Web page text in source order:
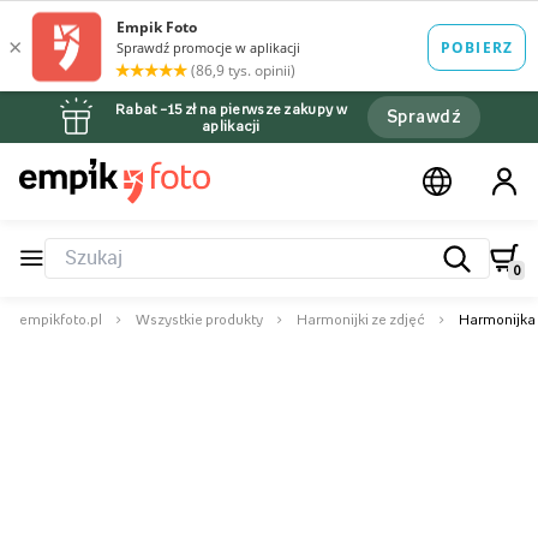
Rabat –15 zł na pierwsze zakupy w
aplikacji
Sprawdź
0
empikfoto.pl Wszystkie produkty Harmonijki ze zdjęć Harmonijka